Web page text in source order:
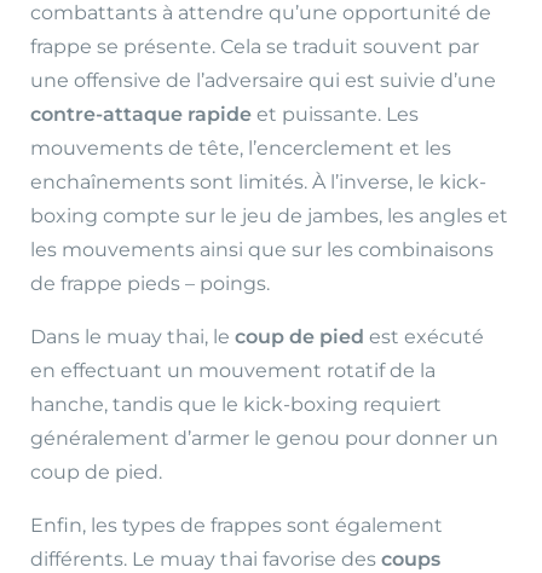
combattants à attendre qu’une opportunité de
frappe se présente. Cela se traduit souvent par
une offensive de l’adversaire qui est suivie d’une
contre-attaque rapide et puissante. Les
mouvements de tête, l’encerclement et les
enchaînements sont limités. À l’inverse, le kick-
boxing compte sur le jeu de jambes, les angles et
les mouvements ainsi que sur les combinaisons
de frappe pieds – poings.
Dans le muay thai, le coup de pied est exécuté
en effectuant un mouvement rotatif de la
hanche, tandis que le kick-boxing requiert
généralement d’armer le genou pour donner un
coup de pied.
Enfin, les types de frappes sont également
différents. Le muay thai favorise des coups